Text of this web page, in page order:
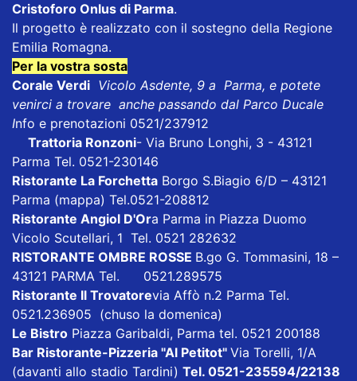
Cristoforo Onlus di Parma.
Il progetto è realizzato con il sostegno della Regione
Emilia Romagna.
Per la vostra sosta
Corale Verdi Vicolo Asdente, 9 a Parma, e potete
venirci a trovare anche passando dal Parco Ducale
Info e prenotazioni 0521/237912
Trattoria Ronzoni- Via Bruno Longhi, 3 - 43121
Parma Tel. 0521-230146
Ristorante La Forchetta Borgo S.Biagio 6/D – 43121
Parma (mappa) Tel.0521-208812
Ristorante Angiol D'Ora Parma in Piazza Duomo
Vicolo Scutellari, 1 Tel. 0521 282632
RISTORANTE OMBRE ROSSE B.go G. Tommasini, 18 –
43121 PARMA Tel. 0521.289575
Ristorante Il Trovatorevia Affò n.2 Parma Tel.
0521.236905 (chuso la domenica)
Le Bistro Piazza Garibaldi, Parma tel. 0521 200188
Bar Ristorante-Pizzeria "Al Petitot" Via Torelli, 1/A
(davanti allo stadio Tardini) Tel. 0521-235594/22138